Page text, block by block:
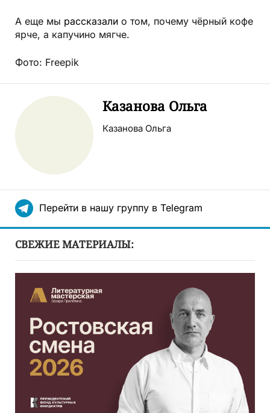
А еще мы рассказали о том, почему чёрный кофе
ярче, а капучино мягче.
Фото: Freepik
Казанова Ольга
Казанова Ольга
Перейти в нашу группу в Telegram
СВЕЖИЕ МАТЕРИАЛЫ: